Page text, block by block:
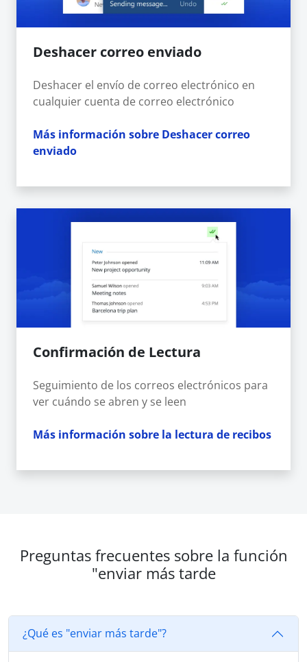
Deshacer correo enviado
Deshacer el envío de correo electrónico en
cualquier cuenta de correo electrónico
Más información sobre Deshacer correo
enviado
Confirmación de Lectura
Seguimiento de los correos electrónicos para
ver cuándo se abren y se leen
Más información sobre la lectura de recibos
Preguntas frecuentes sobre la función
"enviar más tarde
¿Qué es "enviar más tarde"?